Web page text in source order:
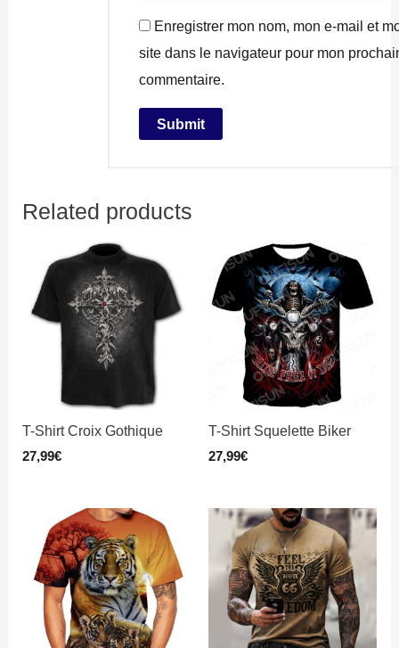
Enregistrer mon nom, mon e-mail et
site dans le navigateur pour mon
commentaire.
Related products
T-Shirt Croix Gothique
27,99€
T-Shirt Squelette Biker
27,99€